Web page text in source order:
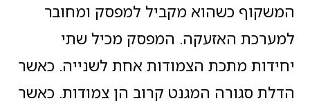
המשקוף כשהוא מקביל למפסק ומחובר
למערכת האזעקה. המפסק מכיל שתי
יחידות מתכת הצמודות אחת לשנייה. כאשר
הדלת סגורה המגנט קרוב הן צמודות. כאשר